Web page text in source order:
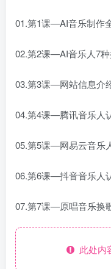
01.第1课—AI音乐制作
02.第2课—AI音乐人7
03.第3课—网站信息介
04.第4课—腾讯音乐人
05.第5课—网易云音乐
06.第6课—抖音音乐人
07.第7课—原唱音乐换
此处内